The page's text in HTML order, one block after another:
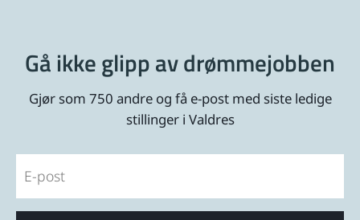
Bli en del av vårt team på Stølskroa
Søknadsfrist: snarest
Ledig svangerskapsvikariat som
spesialpedagog ved Begnadalen barnehage
Gå ikke glipp av drømmejobben
Gjør som 750 andre og få e-post med siste ledige
stillinger i Valdres